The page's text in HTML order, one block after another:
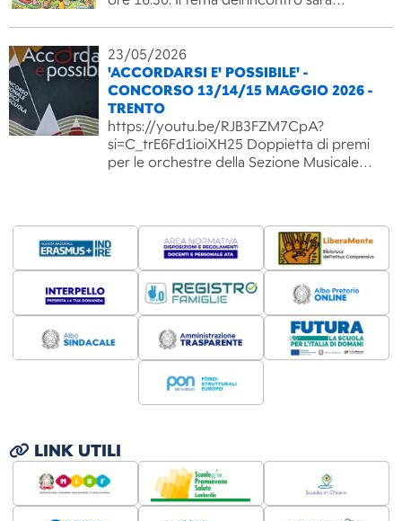
23/05/2026
'ACCORDARSI E' POSSIBILE' -
CONCORSO 13/14/15 MAGGIO 2026 -
TRENTO
https://youtu.be/RJB3FZM7CpA?
si=C_trE6Fd1ioiXH25 Doppietta di premi
per le orchestre della Sezione Musicale…
LINK UTILI